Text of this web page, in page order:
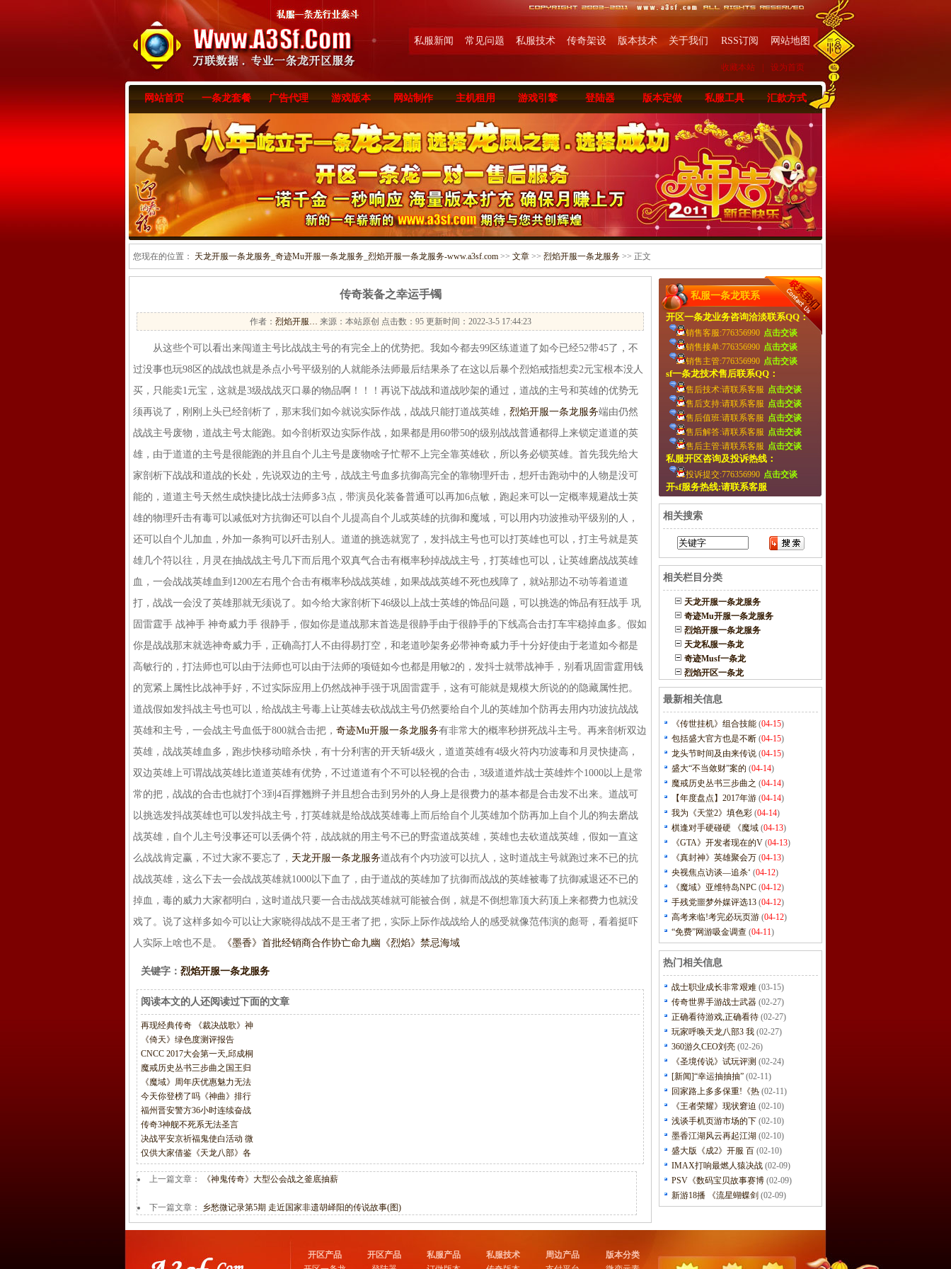
私服新闻 常见问题 私服技术 传奇架设 版本技术 关于我们 RSS订阅 网站地图
收藏本站 设为首页
网站首页 一条龙套餐 广告代理 游戏版本 网站制作 主机租用 游戏引擎 登陆器 版本定做 私服工具 汇款方式
您现在的位置： 天龙开服一条龙服务_奇迹Mu开服一条龙服务_烈焰开服一条龙服务-www.a3sf.com >> 文章 >> 烈焰开服一条龙服务 >> 正文
传奇装备之幸运手镯
作者： 烈焰开服… 来源：本站原创 点击数： 95 更新时间：2022-3-5 17:44:23
从这些个可以看出来闯道主号比战战主号的有完全上的优势把。我如今都去99区练道道了如今已经52带45了，不
过没事也玩98区的战战也就是杀点小号平级别的人就能杀法师最后结果杀了在这以后暴个烈焰戒指想卖2元宝根本没人
买，只能卖1元宝，这就是3级战战灭口暴的物品啊！！！再说下战战和道战吵架的通过，道战的主号和英雄的优势无
须再说了，刚刚上头已经剖析了，那末我们如今就说实际作战，战战只能打道战英雄， 烈焰开服一条龙服务端由仍然
战战主号废物，道战主号太能跑。如今剖析双边实际作战，如果都是用60带50的级别战战普通都得上来锁定道道的英
雄，由于道道的主号是很能跑的并且自个儿主号是废物啥子忙帮不上完全靠英雄砍，所以务必锁英雄。首先我先给大
家剖析下战战和道战的长处，先说双边的主号，战战主号血多抗御高完全的靠物理歼击，想歼击跑动中的人物是没可
能的，道道主号天然生成快捷比战士法师多3点，带演员化装备普通可以再加6点敏，跑起来可以一定概率规避战士英
雄的物理歼击有毒可以减低对方抗御还可以自个儿提高自个儿或英雄的抗御和魔域，可以用内功波推动平级别的人，
还可以自个儿加血，外加一条狗可以歼击别人。道道的挑选就宽了，发抖战主号也可以打英雄也可以，打主号就是英
雄几个符以往，月灵在抽战战主号几下而后甩个双真气合击有概率秒掉战战主号，打英雄也可以，让英雄磨战战英雄
血，一会战战英雄血到1200左右甩个合击有概率秒战战英雄，如果战战英雄不死也残障了，就站那边不动等着道道
打，战战一会没了英雄那就无须说了。如今给大家剖析下46级以上战士英雄的饰品问题，可以挑选的饰品有狂战手 巩
固雷霆手 战神手 神奇威力手 很静手，假如你是道战那末首选是很静手由于很静手的下线高合击打车牢稳掉血多。假如
你是战战那末就选神奇威力手，正确高打人不由得易打空，和老道吵架务必带神奇威力手十分好使由于老道如今都是
高敏行的，打法师也可以由于法师也可以由于法师的项链如今也都是用敏2的，发抖士就带战神手，别看巩固雷霆用钱
的宽紧上属性比战神手好，不过实际应用上仍然战神手强于巩固雷霆手，这有可能就是规模大所说的的隐藏属性把。
道战假如发抖战主号也可以，给战战主号毒上让英雄去砍战战主号仍然要给自个儿的英雄加个防再去用内功波抗战战
英雄和主号，一会战主号血低于800就合击把， 奇迹Mu开服一条龙服务有非常大的概率秒拼死战斗主号。再来剖析双边
英雄，战战英雄血多，跑步快移动暗杀快，有十分利害的开天斩4级火，道道英雄有4级火符内功波毒和月灵快捷高，
双边英雄上可谓战战英雄比道道英雄有优势，不过道道有个不可以轻视的合击，3级道道炸战士英雄炸个1000以上是常
常的把，战战的合击也就打个3到4百撑翘辫子并且想合击到另外的人身上是很费力的基本都是合击发不出来。道战可
以挑选发抖战英雄也可以发抖战主号，打英雄就是给战战英雄毒上而后给自个儿英雄加个防再加上自个儿的狗去磨战
战英雄，自个儿主号没事还可以丢俩个符，战战就的用主号不已的野蛮道战英雄，英雄也去砍道战英雄，假如一直这
么战战肯定赢，不过大家不要忘了， 天龙开服一条龙服务道战有个内功波可以抗人，这时道战主号就跑过来不已的抗
战战英雄，这么下去一会战战英雄就1000以下血了，由于道战的英雄加了抗御而战战的英雄被毒了抗御减退还不已的
掉血，毒的威力大家都明白，这时道战只要一合击战战英雄就可能被合倒，就是不倒想靠顶大药顶上来都费力也就没
戏了。说了这样多如今可以让大家晓得战战不是王者了把，实际上际作战战给人的感受就像范伟演的彪哥，看着挺吓
人实际上啥也不是。
《墨香》首批经销商合作协亡命九幽《烈焰》禁忌海域
关键字： 烈焰开服一条龙服务
阅读本文的人还阅读过下面的文章
再现经典传奇 《裁决战歌》神
《倚天》绿色度测评报告
CNCC 2017大会第一天,邱成桐
魔戒历史丛书三步曲之国王归
《魔域》周年庆优惠魅力无法
今天你登榜了吗《神曲》排行
福州晋安警方36小时连续奋战
传奇3神舰不死系无法圣言
决战平安京祈福鬼使白活动 微
仅供大家借鉴《天龙八部》各
上一篇文章： 《神鬼传奇》大型公会战之釜底抽薪
下一篇文章： 乡愁微记录第5期 走近国家非遗胡峄阳的传说故事(图)
私服一条龙联系
开区一条龙业务咨询洽淡联系QQ：
销售客服:776356990 点击交谈
销售接单:776356990 点击交谈
销售主管:776356990 点击交谈
sf一条龙技术售后联系QQ：
售后技术:请联系客服 点击交谈
售后支持:请联系客服 点击交谈
售后值班:请联系客服 点击交谈
售后解答:请联系客服 点击交谈
售后主管:请联系客服 点击交谈
私服开区咨询及投诉热线：
投诉提交:776356990 点击交谈
开sf服务热线:请联系客服
相关搜索
相关栏目分类
天龙开服一条龙服务
奇迹Mu开服一条龙服务
烈焰开服一条龙服务
天龙私服一条龙
奇迹Musf一条龙
烈焰开区一条龙
最新相关信息
《传世挂机》组合技能 (04-15)
包括盛大官方也是不断 (04-15)
龙头节时间及由来传说 (04-15)
盛大“不当敛财”案的 (04-14)
魔戒历史丛书三步曲之 (04-14)
【年度盘点】2017年游 (04-14)
我为《天堂2》填色彩 (04-14)
棋逢对手硬碰硬 《魔域 (04-13)
《GTA》开发者现在的V (04-13)
《真封神》英雄聚会万 (04-13)
央视焦点访谈—追杀‘ (04-12)
《魔域》亚维特岛NPC (04-12)
手残党噩梦外媒评选13 (04-12)
高考来临!考完必玩页游 (04-12)
“免费”网游吸金调查 (04-11)
热门相关信息
战士职业成长非常艰难 (03-15)
传奇世界手游战士武器 (02-27)
正确看待游戏,正确看待 (02-27)
玩家呼唤天龙八部3 我 (02-27)
360游久CEO刘亮 (02-26)
《圣境传说》试玩评测 (02-24)
[新闻]“幸运抽抽抽” (02-11)
回家路上多多保重!《热 (02-11)
《王者荣耀》现状窘迫 (02-10)
浅谈手机页游市场的下 (02-10)
墨香江湖风云再起江湖 (02-10)
盛大版《成2》开服 百 (02-10)
IMAX打响最燃人猿决战 (02-09)
PSV《数码宝贝故事赛博 (02-09)
新游18播 《流星蝴蝶剑 (02-09)
开区产品
开区产品
私服产品
私服技术
周边产品
版本分类